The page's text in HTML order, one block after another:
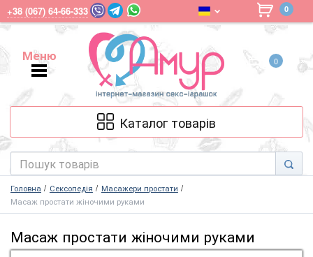
+38 (067) 64-66-333 0
Меню
Меню
0
Каталог товарів
Головна Сексопедія
Масажери простати
Масаж простати жіночими руками
Масаж простати жіночими руками